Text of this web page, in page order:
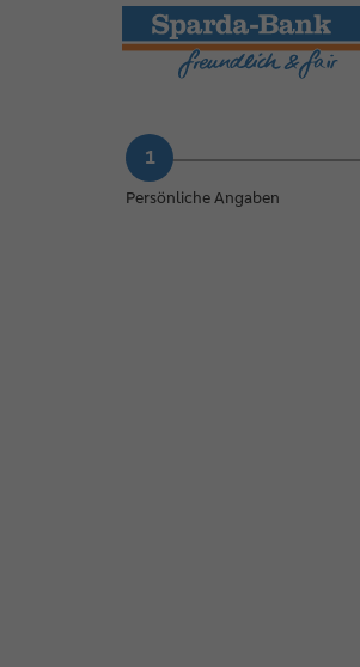
Persönliche Angaben